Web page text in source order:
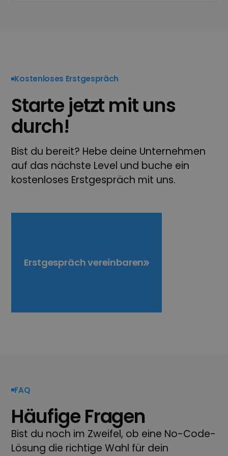
Kostenloses Erstgespräch
Starte jetzt mit uns
durch!
Bist du bereit? Hebe deine Unternehmen
auf das nächste Level und buche ein
kostenloses Erstgespräch mit uns.
Erstgespräch vereinbaren
FAQ
Häufige Fragen
Bist du noch im Zweifel, ob eine No-Code-
Lösung die richtige Wahl für dein